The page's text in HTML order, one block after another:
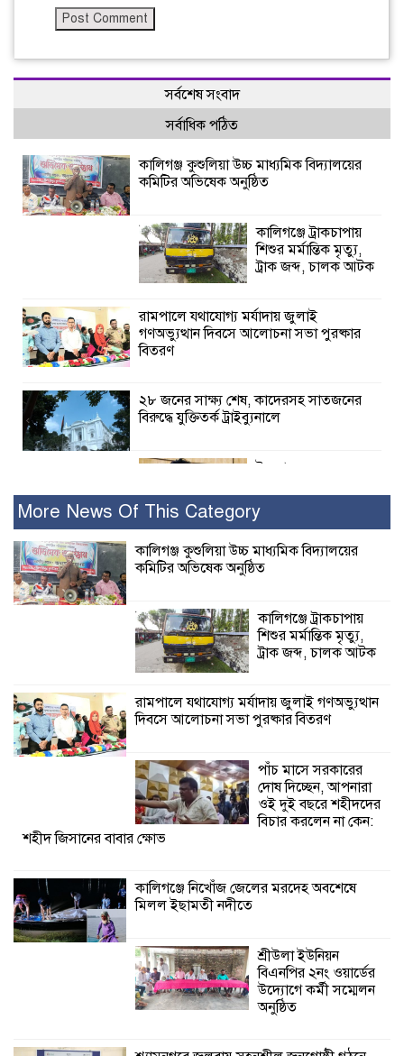
সর্বশেষ সংবাদ
সর্বাধিক পঠিত
কালিগঞ্জ কুশুলিয়া উচ্চ মাধ্যমিক বিদ্যালয়ের
কমিটির অভিষেক অনুষ্ঠিত
কালিগঞ্জে ট্রাকচাপায়
শিশুর মর্মান্তিক মৃত্যু,
ট্রাক জব্দ, চালক আটক
রামপালে যথাযোগ্য মর্যাদায় জুলাই
গণঅভ্যুত্থান দিবসে আলোচনা সভা পুরষ্কার
বিতরণ
২৮ জনের সাক্ষ্য শেষ, কাদেরসহ সাতজনের
বিরুদ্ধে যুক্তিতর্ক ট্রাইব্যুনালে
ইসলামের সবচেয়ে
নুর
পাঁচ মাসে সরকারের দোষ দিচ্ছেন, আপনারা
কালিগঞ্জে নিখোঁজ জেলের মরদেহ অবশেষে
মিলল ইছামতী নদীতে
শ্রীউলা ইউনিয়ন
অনুষ্ঠিত
শ্যামনগরে জলবায়ু সহনশীল জনগোষ্ঠী গঠনে
প্রকল্পের অংশগ্রহণমূলক শিখন ও অভিজ্ঞতা
শ্যামনগরে বনবিভাগ ও সিএমসির সাথে
More News Of This Category
কালিগঞ্জ কুশুলিয়া উচ্চ মাধ্যমিক বিদ্যালয়ের
কমিটির অভিষেক অনুষ্ঠিত
কালিগঞ্জে ট্রাকচাপায়
শিশুর মর্মান্তিক মৃত্যু,
ট্রাক জব্দ, চালক আটক
রামপালে যথাযোগ্য মর্যাদায় জুলাই গণঅভ্যুত্থান
দিবসে আলোচনা সভা পুরষ্কার বিতরণ
পাঁচ মাসে সরকারের
দোষ দিচ্ছেন, আপনারা
ওই দুই বছরে শহীদদের
বিচার করলেন না কেন:
শহীদ জিসানের বাবার ক্ষোভ
কালিগঞ্জে নিখোঁজ জেলের মরদেহ অবশেষে
মিলল ইছামতী নদীতে
শ্রীউলা ইউনিয়ন
বিএনপির ২নং ওয়ার্ডের
উদ্যোগে কর্মী সম্মেলন
অনুষ্ঠিত